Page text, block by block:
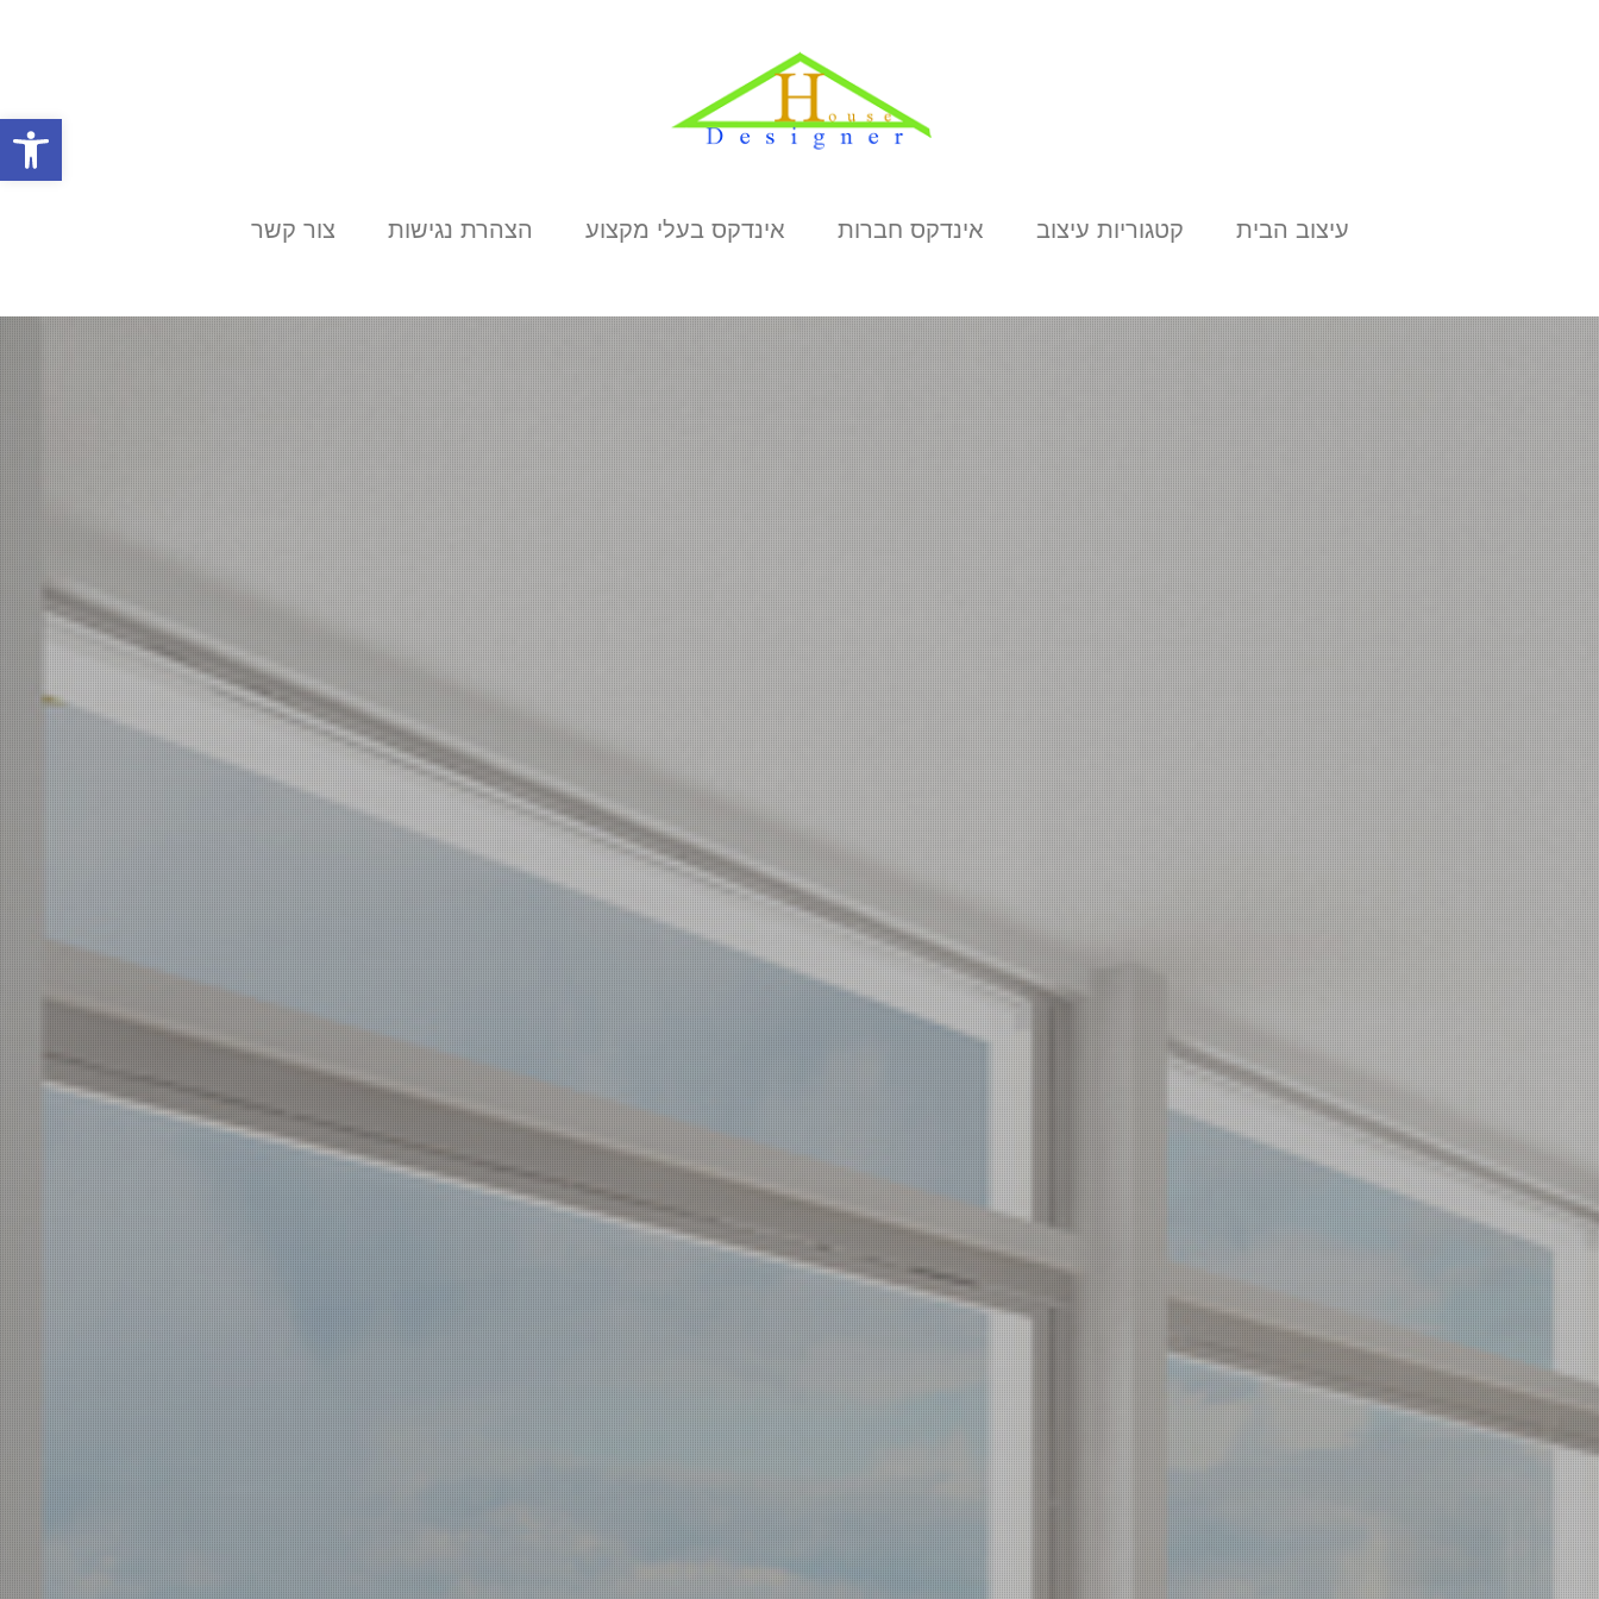
פתח
עיצוב הבית קטגוריות עיצוב אינדקס חברות אינדקס בעלי מקצוע הצהרת נגישות צור קשר